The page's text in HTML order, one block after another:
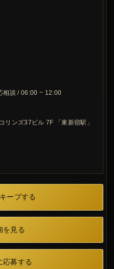
相談 / 06:00 ~ 12:00
リンズ37ビル 7F 「東新宿駅」
ープする
を見る
応募する